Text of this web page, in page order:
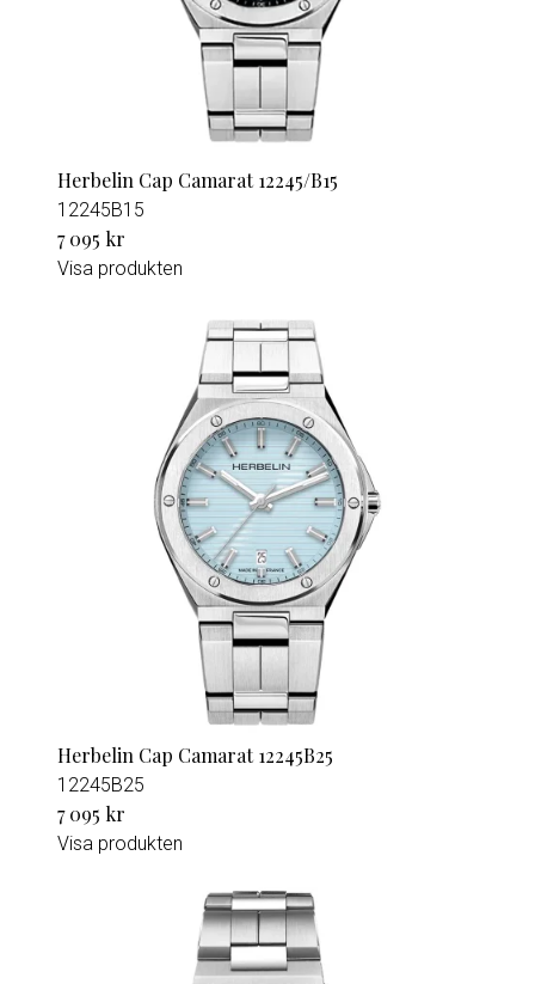
Herbelin Cap Camarat 12245/B15
12245B15
7 095 kr
Visa produkten
Herbelin Cap Camarat 12245B25
12245B25
7 095 kr
Visa produkten